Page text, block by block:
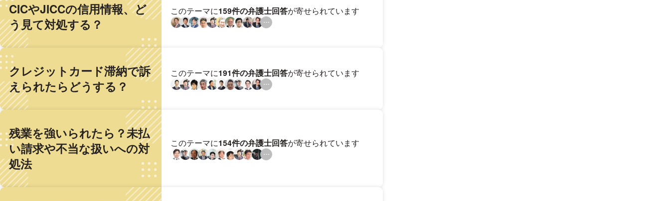
CICやJICCの信用情報、ど
う見て対処する？
このテーマに159件の弁護士回答が寄せられています
クレジットカード滞納で訴
えられたらどうする？
このテーマに191件の弁護士回答が寄せられています
残業を強いられたら？未払
い請求や不当な扱いへの対
処法
このテーマに154件の弁護士回答が寄せられています